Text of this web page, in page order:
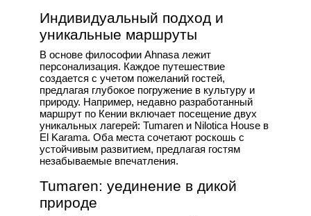
Индивидуальный подход и
уникальные маршруты
В основе философии Ahnasa лежит
персонализация. Каждое путешествие
создается с учетом пожеланий гостей,
предлагая глубокое погружение в культуру и
природу. Например, недавно разработанный
маршрут по Кении включает посещение двух
уникальных лагерей: Tumaren и Nilotica House в
El Karama. Оба места сочетают роскошь с
устойчивым развитием, предлагая гостям
незабываемые впечатления.
Tumaren: уединение в дикой
природе